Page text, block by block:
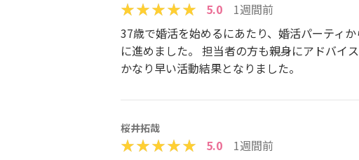
5.0
1週間前
37歳で婚活を始めるにあたり、婚活パーティ
に進めました。 担当者の方も親身にアドバイ
かなり早い活動結果となりました。
桜井拓哉
5.0
1週間前